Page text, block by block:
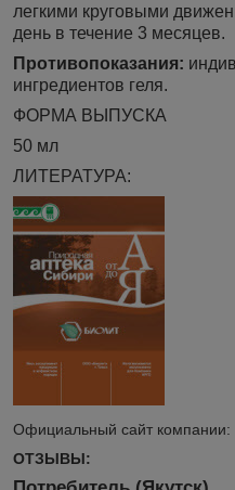
легкими круговыми
день в течение 3 месяцев.
Противопоказания:
ингредиентов геля.
ФОРМА ВЫПУСКА
50 мл
ЛИТЕРАТУРА:
Официальный сайт компании:
ОТЗЫВЫ: